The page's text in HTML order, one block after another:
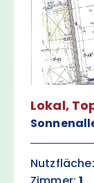
Lokal,
Nutzfläche: